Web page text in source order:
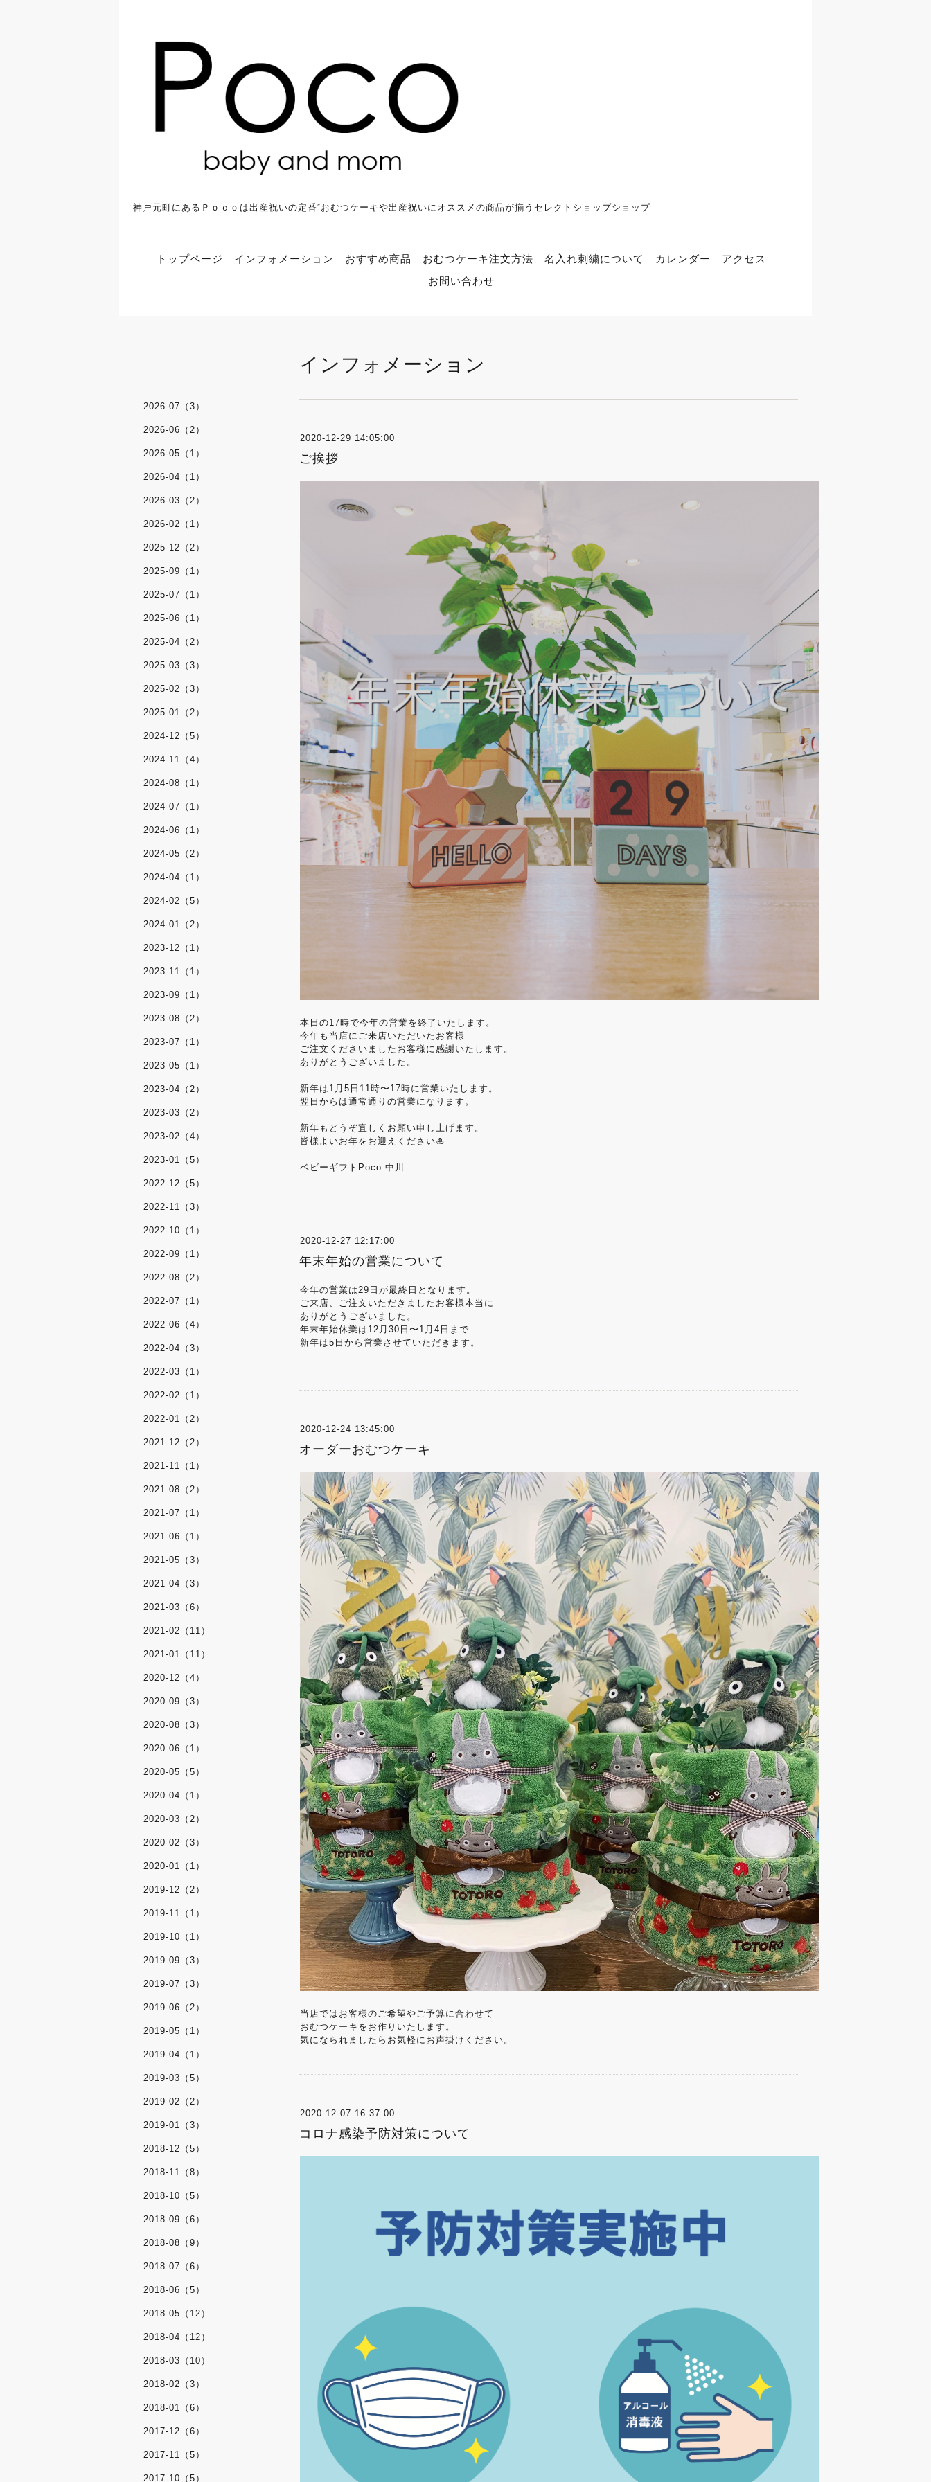
神戸元町にあるＰｏｃｏは出産祝いの定番”おむつケーキや出産祝いにオススメの商品が揃うセレクトショップショップ
トップページ インフォメーション おすすめ商品 おむつケーキ注文方法 名入れ刺繍について カレンダー
アクセス
お問い合わせ
インフォメーション
2020-12-29 14:05:00
ご挨拶
本日の17時で今年の営業を終了いたします。
今年も当店にご来店いただいたお客様
ご注文くださいましたお客様に感謝いたします。
ありがとうございました。
新年は1月5日11時〜17時に営業いたします。
翌日からは通常通りの営業になります。
新年もどうぞ宜しくお願い申し上げます。
皆様よいお年をお迎えください🎍
ベビーギフトPoco 中川
2020-12-27 12:17:00
年末年始の営業について
今年の営業は29日が最終日となります。
ご来店、ご注文いただきましたお客様本当に
ありがとうございました。
年末年始休業は12月30日〜1月4日まで
新年は5日から営業させていただきます。
2020-12-24 13:45:00
オーダーおむつケーキ
当店ではお客様のご希望やご予算に合わせて
おむつケーキをお作りいたします。
気になられましたらお気軽にお声掛けください。
2020-12-07 16:37:00
コロナ感染予防対策について
2026-07（3）
2026-06（2）
2026-05（1）
2026-04（1）
2026-03（2）
2026-02（1）
2025-12（2）
2025-09（1）
2025-07（1）
2025-06（1）
2025-04（2）
2025-03（3）
2025-02（3）
2025-01（2）
2024-12（5）
2024-11（4）
2024-08（1）
2024-07（1）
2024-06（1）
2024-05（2）
2024-04（1）
2024-02（5）
2024-01（2）
2023-12（1）
2023-11（1）
2023-09（1）
2023-08（2）
2023-07（1）
2023-05（1）
2023-04（2）
2023-03（2）
2023-02（4）
2023-01（5）
2022-12（5）
2022-11（3）
2022-10（1）
2022-09（1）
2022-08（2）
2022-07（1）
2022-06（4）
2022-04（3）
2022-03（1）
2022-02（1）
2022-01（2）
2021-12（2）
2021-11（1）
2021-08（2）
2021-07（1）
2021-06（1）
2021-05（3）
2021-04（3）
2021-03（6）
2021-02（11）
2021-01（11）
2020-12（4）
2020-09（3）
2020-08（3）
2020-06（1）
2020-05（5）
2020-04（1）
2020-03（2）
2020-02（3）
2020-01（1）
2019-12（2）
2019-11（1）
2019-10（1）
2019-09（3）
2019-07（3）
2019-06（2）
2019-05（1）
2019-04（1）
2019-03（5）
2019-02（2）
2019-01（3）
2018-12（5）
2018-11（8）
2018-10（5）
2018-09（6）
2018-08（9）
2018-07（6）
2018-06（5）
2018-05（12）
2018-04（12）
2018-03（10）
2018-02（3）
2018-01（6）
2017-12（6）
2017-11（5）
2017-10（5）